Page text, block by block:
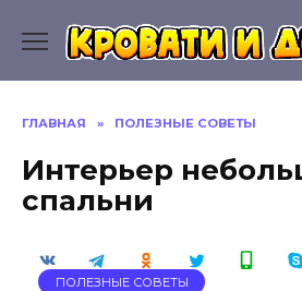
содержанию
ГЛАВНАЯ » ПОЛЕЗНЫЕ СОВЕТЫ
Интерьер
спальни
ПОЛЕЗНЫЕ СОВЕТЫ